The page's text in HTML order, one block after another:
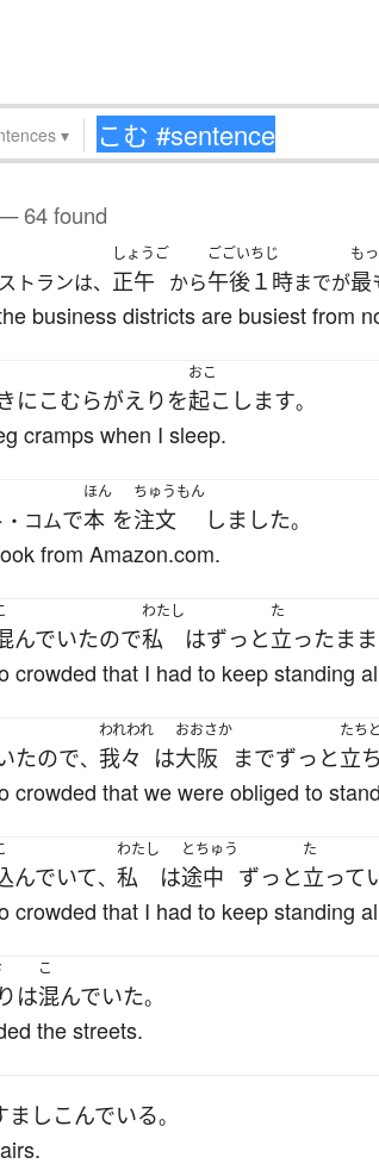
▾
64 found
トランは、
しょうご
正午 から
ごごいちじ
午後１時までが
も
最
business districts are busiest from
にこむらがえり を
おこ
起こします。
cramps when I sleep.
コムで
ほん
本 を
ちゅうもん
注文 しました。
from Amazon.com.
んでいたので
わたし
私 はずっと
た
立ったまま
crowded that I had to keep standing
たので、
われわれ
我々 は
おおさか
大阪 までずっと
たち
立
crowded that we were obliged to
んでいて、
わたし
私 は
とちゅう
途中 ずっと
た
立って
crowded that I had to keep standing
は
こ
混んでいた。
the streets.
ましこんでいる。